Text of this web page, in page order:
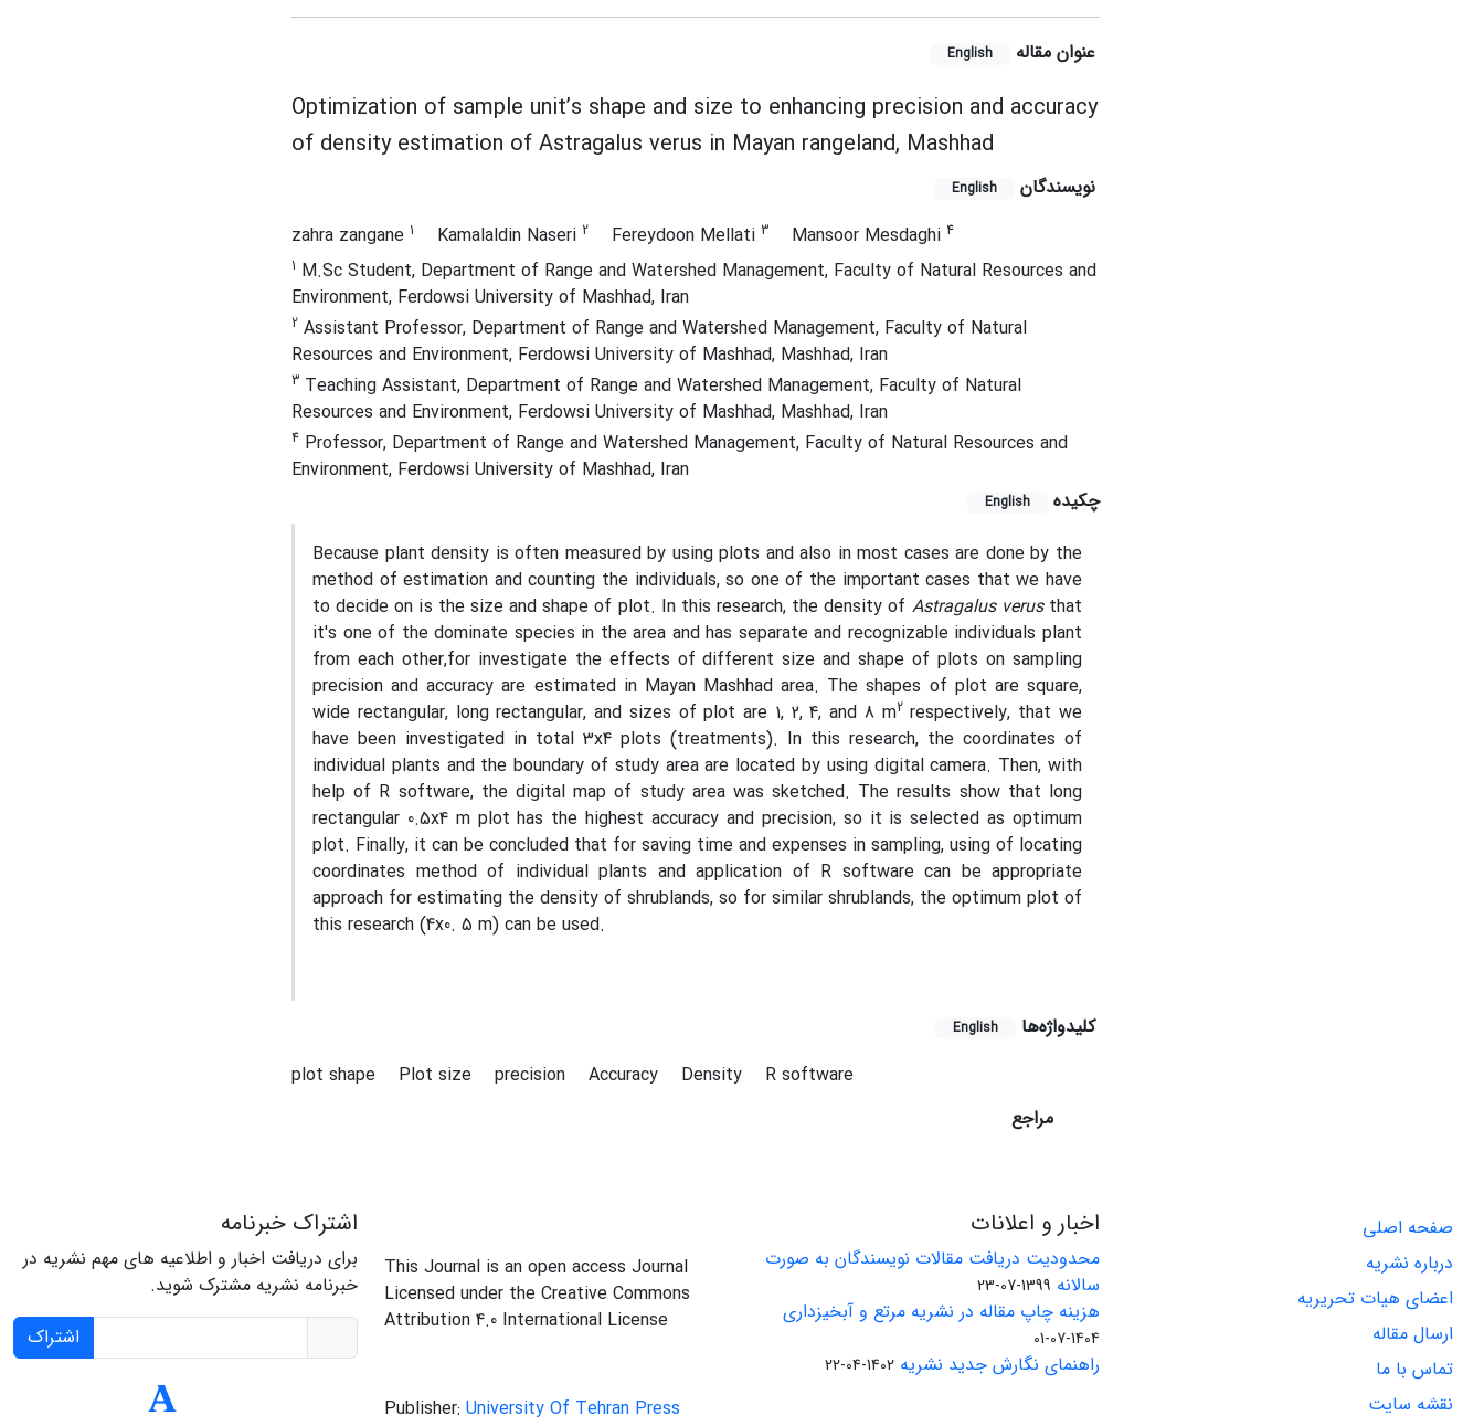
عنوان مقاله English
Optimization of sample unit’s shape and size to enhancing precision and accuracy
of density estimation of Astragalus verus in Mayan rangeland, Mashhad
نویسندگان English
zahra zangane 1 Kamalaldin Naseri 2 Fereydoon Mellati 3 Mansoor Mesdaghi 4
1 M.Sc Student, Department of Range and Watershed Management, Faculty of Natural Resources and
Environment, Ferdowsi University of Mashhad, Iran
2 Assistant Professor, Department of Range and Watershed Management, Faculty of Natural
Resources and Environment, Ferdowsi University of Mashhad, Mashhad, Iran
3 Teaching Assistant, Department of Range and Watershed Management, Faculty of Natural
Resources and Environment, Ferdowsi University of Mashhad, Mashhad, Iran
4 Professor, Department of Range and Watershed Management, Faculty of Natural Resources and
Environment, Ferdowsi University of Mashhad, Iran
چکیده
English
Because plant density is often measured by using plots and also in most cases are done by the
method of estimation and counting the individuals, so one of the important cases that we have
to decide on is the size and shape of plot. In this research, the density of Astragalus verusthat
it's one of the dominate species in the area and has separate and recognizable individuals plant
from each other,for investigate the effects of different size and shape of plots on sampling
precision and accuracy are estimated in Mayan Mashhad area. The shapes of plot are square,
wide rectangular, long rectangular, and sizes of plot are 1, 2, 4, and 8 m2respectively, that we
have been investigated in total 3x4 plots (treatments). In this research, the coordinates of
individual plants and the boundary of study area are located by using digital camera. Then, with
help of R software, the digital map of study area was sketched. The results show that long
rectangular 0.5x4 m plot has the highest accuracy and precision, so it is selected as optimum
plot. Finally, it can be concluded that for saving time and expenses in sampling, using of locating
coordinates method of individual plants and application of R software can be appropriate
approach for estimating the density of shrublands, so for similar shrublands, the optimum plot of
this research (4x0. 5 m) can be used.
کلیدواژه‌ها English
plot shape Plot size precision Accuracy Density
R software
مراجع
صفحه اصلی
درباره نشریه
اعضای هیات تحریریه
ارسال مقاله
تماس با ما
نقشه سایت
اخبار و اعلانات
محدودیت دریافت مقالات نویسندگان به صورت
سالانه 1399-07-23
هزینه چاپ مقاله در نشریه مرتع و آبخیزداری
1404-07-01
راهنمای نگارش جدید نشریه 1402-04-22
This Journal is an open access Journal
Licensed under the Creative Commons
Attribution 4.0 International License
Publisher: University Of Tehran Press
اشتراک خبرنامه
برای دریافت اخبار و اطلاعیه های مهم نشریه در
خبرنامه نشریه مشترک شوید.
اشتراک